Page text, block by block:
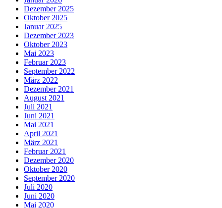
Dezember 2025
Oktober 2025
Januar 2025
Dezember 2023
Oktober 2023
Mai 2023
Februar 2023
September 2022
März 2022
Dezember 2021
August 2021
Juli 2021
Juni 2021
Mai 2021
April 2021
März 2021
Februar 2021
Dezember 2020
Oktober 2020
September 2020
Juli 2020
Juni 2020
Mai 2020